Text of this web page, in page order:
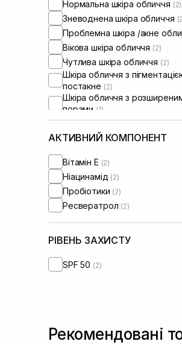
Нормальна шкіра обличчя (2)
Зневоднена шкіра обличчя
Проблемна шкіра /акне
Вікова шкіра обличчя (2)
Чутлива шкіра обличчя (2)
Шкіра обличчя з
постакне (2)
Шкіра обличчя з
порами (1)
Шкіра обличчя з порушеним
барʼєром (2)
Шкіра обличчя з порушеним
АКТИВНИЙ КОМПОНЕНТ
Вітамін Е (2)
Ніацинамід (2)
Пробіотики (2)
Ресвератрол (2)
РІВЕНЬ ЗАХИСТУ
SPF 50 (2)
Рекомендовані